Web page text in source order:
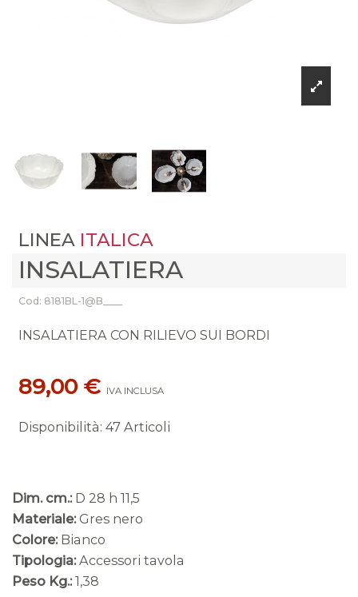
LINEA ITALICA
INSALATIERA
Cod: 8181BL-1@B____
INSALATIERA CON RILIEVO SUI BORDI
89,00 € IVA INCLUSA
Disponibilità: 47 Articoli
Dim. cm.: D 28 h 11,5
Materiale: Gres nero
Colore: Bianco
Tipologia: Accessori tavola
Peso Kg.: 1,38